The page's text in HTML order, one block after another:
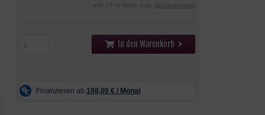
inkl. 19 % MwSt. zzgl. Versandkosten
In den Warenkorb